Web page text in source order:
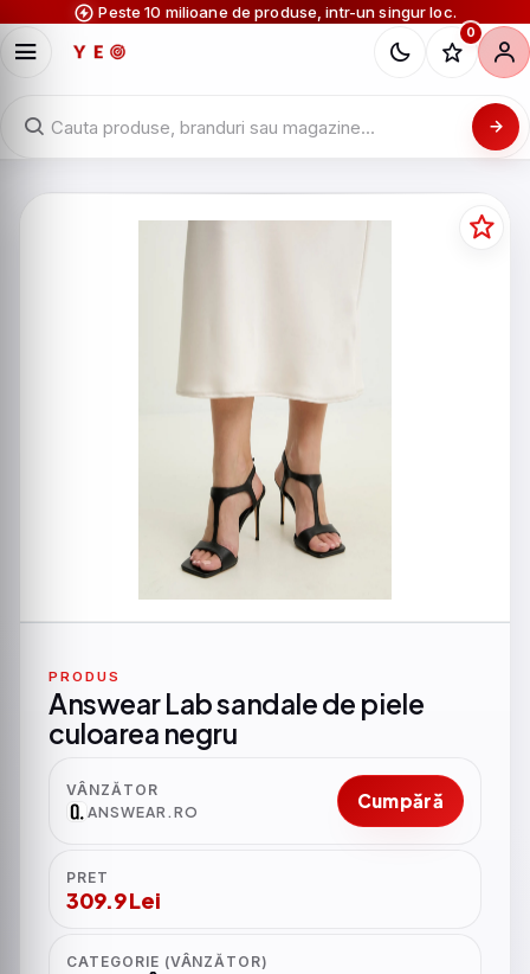
Peste 10 milioane de produse, intr-un singur loc.
0
PRODUS
Answear Lab sandale de piele
culoarea negru
VÂNZĂTOR
ANSWEAR.RO
Cumpără
PRET
309.9 Lei
CATEGORIE (VÂNZĂTOR)